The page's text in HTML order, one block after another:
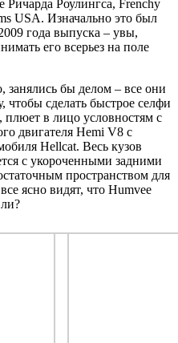
Ричарда Роулингса, Frenchy
USA. Изначально это был
года выпуска – увы,
его всерьез на поле
занялись бы делом – все они
сделать быстрое селфи
в лицо условностям с
двигателя Hemi V8 с
Hellcat. Весь кузов
с укороченными задними
пространством для
ясно видят, что Humvee